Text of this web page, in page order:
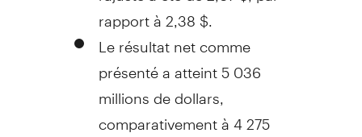
rapport à 2,38 $.
Le résultat net comme
présenté a atteint 5 036
millions de dollars,
comparativement à 4 275